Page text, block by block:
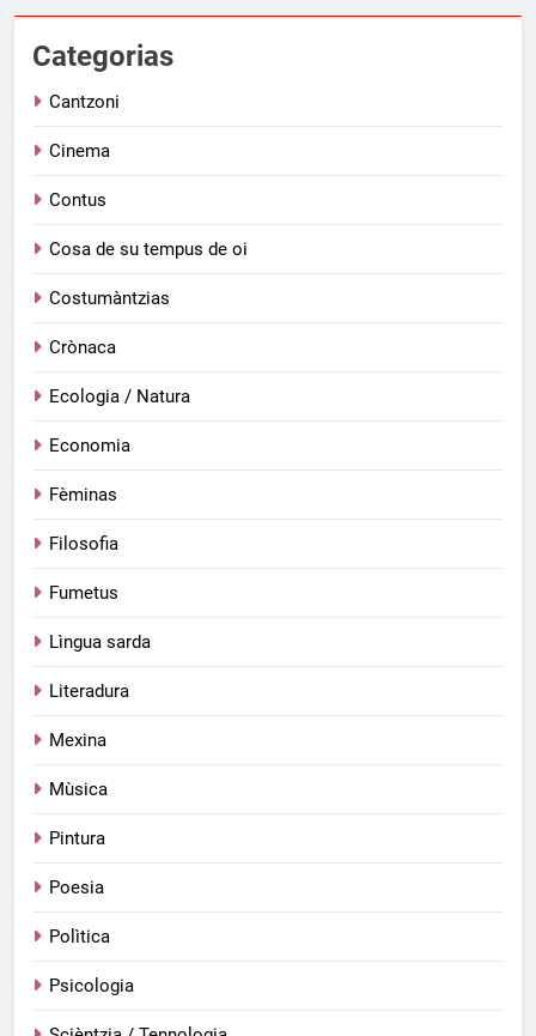
Categorias
Cantzoni
Cinema
Contus
Cosa de su tempus de oi
Costumàntzias
Crònaca
Ecologia / Natura
Economia
Fèminas
Filosofia
Fumetus
Lìngua sarda
Literadura
Mexina
Mùsica
Pintura
Poesia
Polìtica
Psicologia